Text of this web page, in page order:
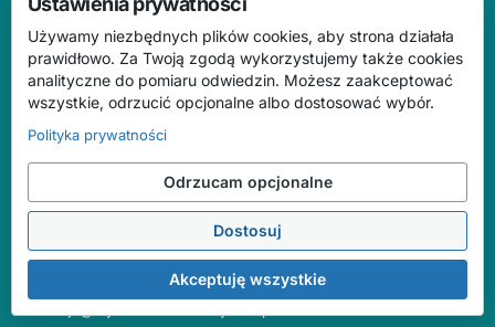
Otoczenie Domu
Projekty Domów
Domy Drewniane
Wnętrze i Ogród
Kontakt
WYDAWNICTWO DOBRY DOM
ul. Wrzesława Romańczuka 6
35-302 Rzeszów
Używamy niezbędnych plików cookies, aby strona działała
prawidłowo. Za Twoją zgodą wykorzystujemy także cookies
analityczne do pomiaru odwiedzin. Możesz zaakceptować
wszystkie, odrzucić opcjonalne albo dostosować wybór.
Polityka prywatności
Odrzucam opcjonalne
Dostosuj
Akceptuję wszystkie